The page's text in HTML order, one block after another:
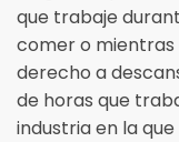
que trabaje
comer o mientras
derecho a
de horas que
industria en la